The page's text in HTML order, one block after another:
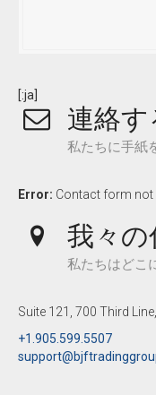
[:ja]
連絡す
私たちに手紙
Error: Contact form not
我々の
私たちはどこ
Suite 121, 700 Third
+1.905.599.5507